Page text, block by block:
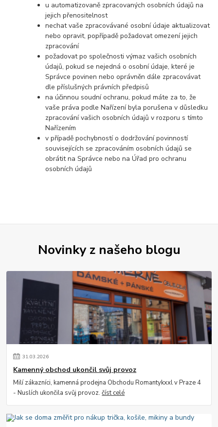
u automatizovaně zpracovaných osobních údajů na
jejich přenositelnost
nechat vaše zpracovávané osobní údaje aktualizovat
nebo opravit, popřípadě požadovat omezení jejich
zpracování
požadovat po společnosti výmaz vašich osobních
údajů, pokud se nejedná o osobní údaje, které je
Správce povinen nebo oprávněn dále zpracovávat
dle příslušných právních předpisů
na účinnou soudní ochranu, pokud máte za to, že
vaše práva podle Nařízení byla porušena v důsledku
zpracování vašich osobních údajů v rozporu s tímto
Nařízením
v případě pochybností o dodržování povinností
souvisejících se zpracováním osobních údajů se
obrátit na Správce nebo na Úřad pro ochranu
osobních údajů
Novinky z našeho blogu
31.03.2026
Kamenný obchod ukončil svůj provoz
Milí zákazníci, kamenná prodejna Obchodu Romantykxxl v Praze 4
- Nuslích ukončila svůj provoz.číst celé